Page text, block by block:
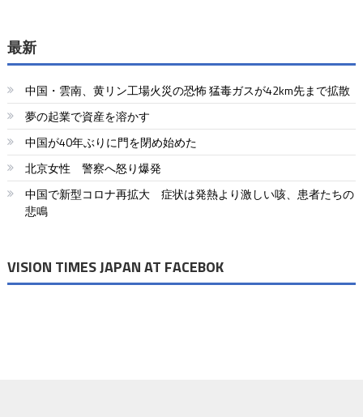
ナ
ビ
ゲ
ー
シ
ョ
ン
最新
中国・雲南、黄リン工場火災の恐怖 猛毒ガスが42km先まで拡散
夢の起業で資産を溶かす
中国が40年ぶりに門を閉め始めた
北京女性 警察へ怒り爆発
中国で新型コロナ再拡大 症状は発熱より激しい咳、患者たちの
悲鳴
VISION TIMES JAPAN AT FACEBOK